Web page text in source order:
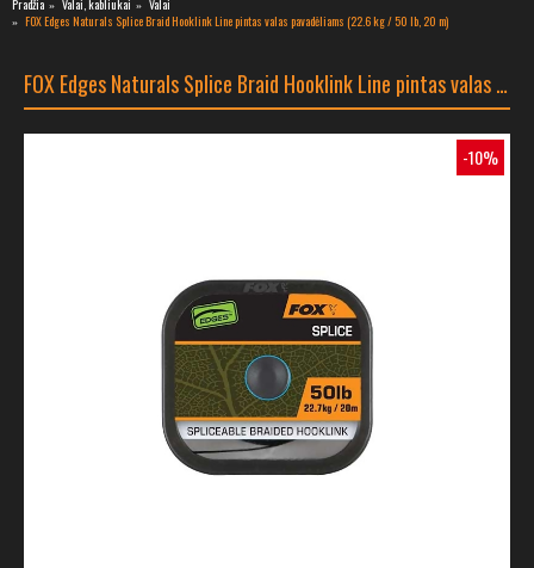
Pradžia Valai, kabliukai
Valai
FOX Edges Naturals Splice Braid Hooklink Line pintas valas pavadėliams (22.6 kg / 50 lb, 20 m)
FOX Edges Naturals Splice Braid Hooklink Line pintas valas pavadėliams (22.6 kg / 50 lb, 20 m)
-10%